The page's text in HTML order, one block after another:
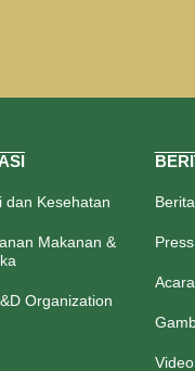
dan Kesehatan
Makanan &
Organization
Acara
Video